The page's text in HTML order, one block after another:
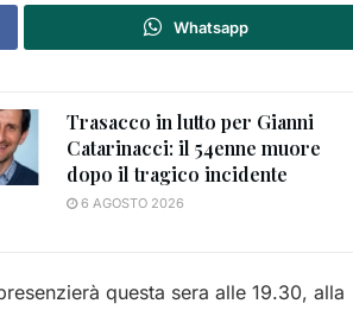
Whatsapp
Trasacco in lutto per Gianni
Catarinacci: il 54enne muore
dopo il tragico incidente
6 AGOSTO 2026
questa sera alle 19.30, alla